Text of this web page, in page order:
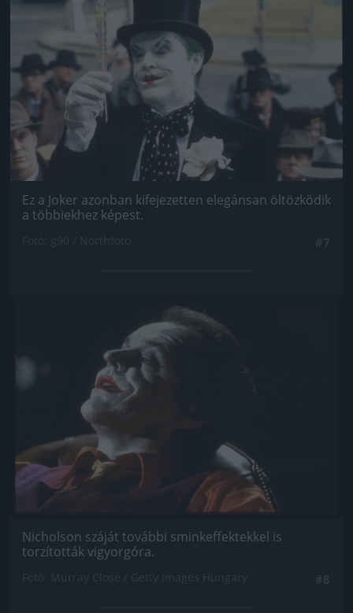
Ez a Joker azonban kifejezetten elegánsan öltözködik
a többiekhez képest.
Jön még kép!
Nicholson száját további sminkeffektekkel is
torzították vigyorgóra.